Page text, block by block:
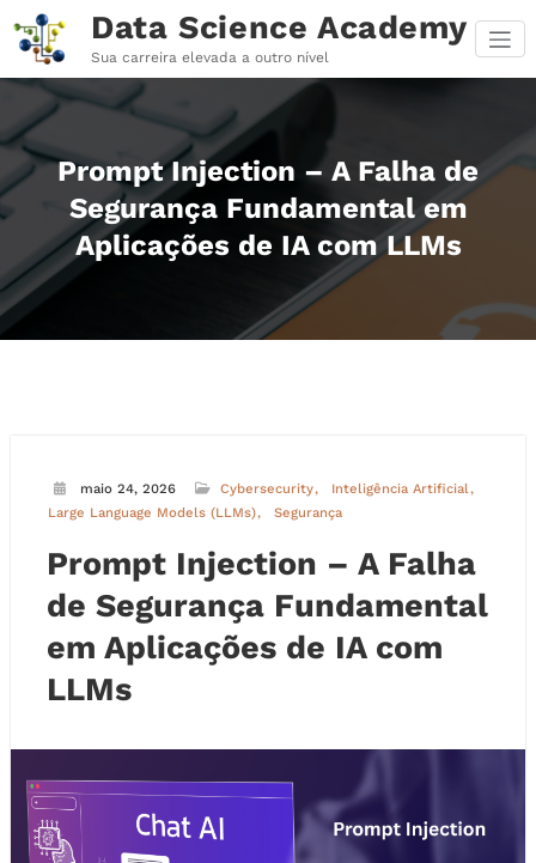
para
conteúdo
Data Science Academy
Sua carreira elevada a outro nível
Prompt Injection – A Falha de
Segurança Fundamental em
Aplicações de IA com LLMs
maio 24, 2026 Cybersecurity
Inteligência Artificial
Large Language Models (LLMs)
Segurança
Prompt Injection – A Falha
de Segurança Fundamental
em Aplicações de IA com
LLMs